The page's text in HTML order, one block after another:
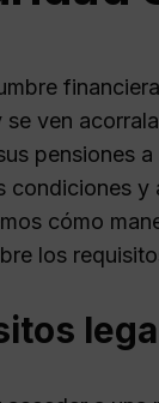
se ven
pensiones
condiciones y
cómo
los